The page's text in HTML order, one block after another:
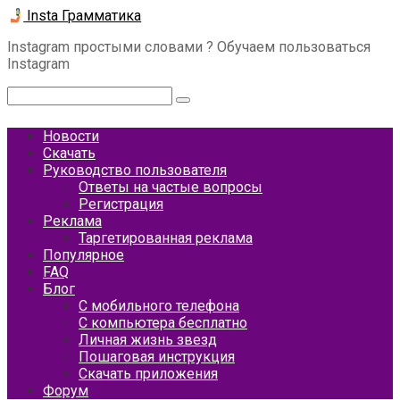
Перейти
контенту
Insta Грамматика
Instagram простыми словами ? Обучаем пользоваться
Instagram
Новости
Скачать
Руководство пользователя
Ответы на частые вопросы
Регистрация
Реклама
Таргетированная реклама
Популярное
FAQ
Блог
С мобильного телефона
С компьютера бесплатно
Личная жизнь звезд
Пошаговая инструкция
Скачать приложения
Форум